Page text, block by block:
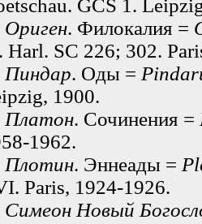
GCS 1.
Ориген. Филокалия =
Harl. SC 226; 302.
Пиндар. Оды =
1900.
Платон. Сочинения =
1962.
Плотин. Эннеады =
Paris, 1924-1926.
Симеон Новый